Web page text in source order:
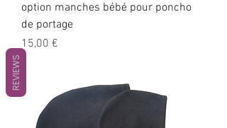
option manches bébé pour poncho
de portage
Prix
15,00 €
REVIEWS